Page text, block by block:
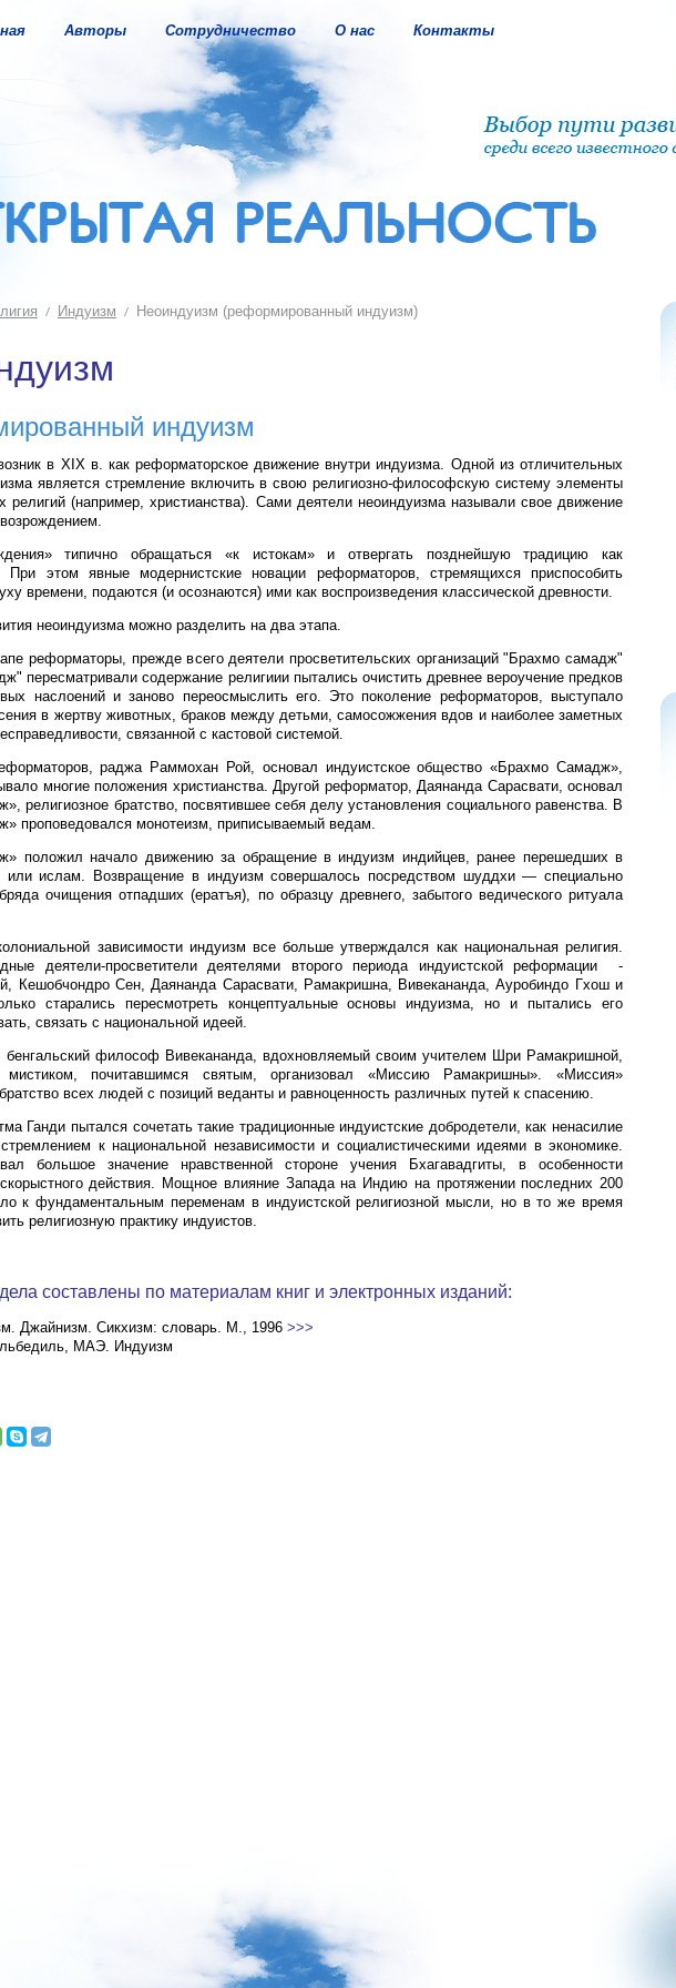
Авторы Сотрудничество О нас Контакты
Индуизм Неоиндуизм (реформированный индуизм)
индуизм
в XIX в. как реформаторское движение внутри индуизма. Одной из отличительных
является стремление включить в свою религиозно-философскую систему элементы
религий (например, христианства). Сами деятели неоиндуизма называли свое движение
типично обращаться «к истокам» и отвергать позднейшую традицию как
При этом явные модернистские новации реформаторов, стремящихся приспособить
времени, подаются (и осознаются) ими как воспроизведения классической древности.
неоиндуизма можно разделить на два этапа.
реформаторы, прежде всего деятели просветительских организаций "Брахмо самадж"
пересматривали содержание религиии пытались очистить древнее вероучение предков
наслоений и заново переосмыслить его. Это поколение реформаторов, выступало
в жертву животных, браков между детьми, самосожжения вдов и наиболее заметных
связанной с кастовой системой.
раджа Раммохан Рой, основал индуистское общество «Брахмо Самадж»,
многие положения христианства. Другой реформатор, Даянанда Сарасвати, основал
религиозное братство, посвятившее себя делу установления социального равенства. В
проповедовался монотеизм, приписываемый ведам.
положил начало движению за обращение в индуизм индийцев, ранее перешедших в
или ислам. Возвращение в индуизм совершалось посредством шуддхи — специально
очищения отпадших (ератъя), по образцу древнего, забытого ведического ритуала
зависимости индуизм все больше утверждался как национальная религия.
деятели-просветители деятелями второго периода индуистской реформации -
Кешобчондро Сен, Даянанда Сарасвати, Рамакришна, Вивекананда, Ауробиндо Гхош и
старались пересмотреть концептуальные основы индуизма, но и пытались его
связать с национальной идеей.
бенгальский философ Вивекананда, вдохновляемый своим учителем Шри Рамакришной,
мистиком, почитавшимся святым, организовал «Миссию Рамакришны». «Миссия»
всех людей с позиций веданты и равноценность различных путей к спасению.
Ганди пытался сочетать такие традиционные индуистские добродетели, как ненасилие
к национальной независимости и социалистическими идеями в экономике.
большое значение нравственной стороне учения Бхагавадгиты, в особенности
действия. Мощное влияние Запада на Индию на протяжении последних 200
к фундаментальным переменам в индуистской религиозной мысли, но в то же время
религиозную практику индуистов.
составлены по материалам книг и электронных изданий:
Джайнизм. Сикхизм: словарь. М., 1996 >>>
МАЭ. Индуизм